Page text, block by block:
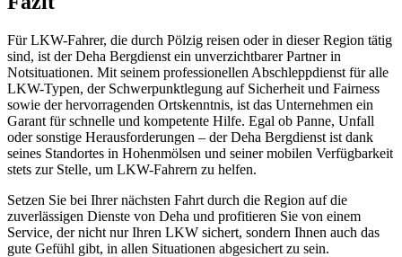
Für LKW-Fahrer, die durch Pölzig reisen oder in dieser Region tätig
sind, ist der Deha Bergdienst ein unverzichtbarer Partner in
Notsituationen. Mit seinem professionellen Abschleppdienst für alle
LKW-Typen, der Schwerpunktlegung auf Sicherheit und Fairness
sowie der hervorragenden Ortskenntnis, ist das Unternehmen ein
Garant für schnelle und kompetente Hilfe. Egal ob Panne, Unfall
oder sonstige Herausforderungen – der Deha Bergdienst ist dank
seines Standortes in Hohenmölsen und seiner mobilen Verfügbarkeit
stets zur Stelle, um LKW-Fahrern zu helfen.
Setzen Sie bei Ihrer nächsten Fahrt durch die Region auf die
zuverlässigen Dienste von Deha und profitieren Sie von einem
Service, der nicht nur Ihren LKW sichert, sondern Ihnen auch das
gute Gefühl gibt, in allen Situationen abgesichert zu sein.